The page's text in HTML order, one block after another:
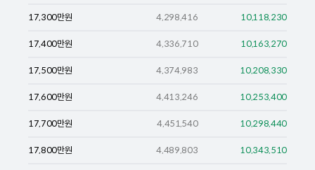
17,300만원 4,298,416 10,118,230
17,400만원 4,336,710 10,163,270
17,500만원 4,374,983 10,208,330
17,600만원 4,413,246 10,253,400
17,700만원 4,451,540 10,298,440
17,800만원 4,489,803 10,343,510